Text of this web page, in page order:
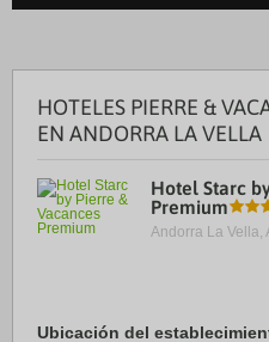
HOTELES PIERRE &
EN ANDORRA LA VELLA
Hotel Starc
Premium
Andorra La Vella,
Ubicación del